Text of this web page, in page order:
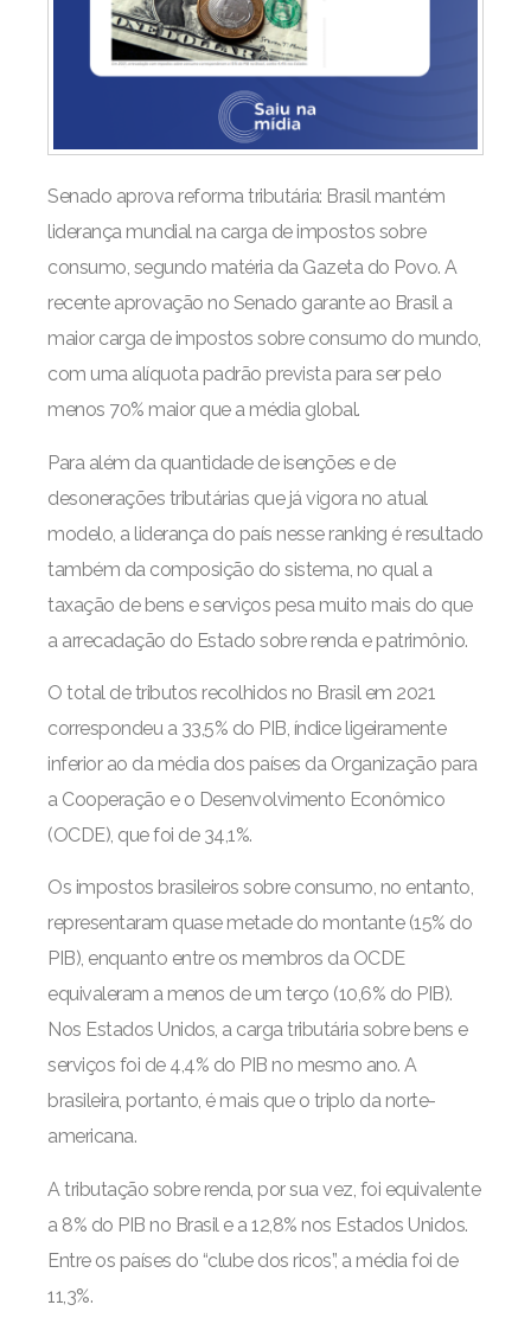
Senado aprova reforma tributária: Brasil mantém
liderança mundial na carga de impostos sobre
consumo, segundo matéria da Gazeta do Povo. A
recente aprovação no Senado garante ao Brasil a
maior carga de impostos sobre consumo do mundo,
com uma alíquota padrão prevista para ser pelo
menos 70% maior que a média global.
Para além da quantidade de isenções e de
desonerações tributárias que já vigora no atual
modelo, a liderança do país nesse ranking é resultado
também da composição do sistema, no qual a
taxação de bens e serviços pesa muito mais do que
a arrecadação do Estado sobre renda e patrimônio.
O total de tributos recolhidos no Brasil em 2021
correspondeu a 33,5% do PIB, índice ligeiramente
inferior ao da média dos países da Organização para
a Cooperação e o Desenvolvimento Econômico
(OCDE), que foi de 34,1%.
Os impostos brasileiros sobre consumo, no entanto,
representaram quase metade do montante (15% do
PIB), enquanto entre os membros da OCDE
equivaleram a menos de um terço (10,6% do PIB).
Nos Estados Unidos, a carga tributária sobre bens e
serviços foi de 4,4% do PIB no mesmo ano. A
brasileira, portanto, é mais que o triplo da norte-
americana.
A tributação sobre renda, por sua vez, foi equivalente
a 8% do PIB no Brasil e a 12,8% nos Estados Unidos.
Entre os países do “clube dos ricos”, a média foi de
11,3%.